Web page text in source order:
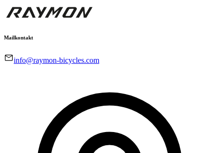
Mailkontakt
info@raymon-bicycles.com